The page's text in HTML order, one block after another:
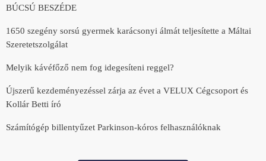
BÚCSÚ BESZÉDE
1650 szegény sorsú gyermek karácsonyi álmát teljesítette a Máltai
Szeretetszolgálat
Melyik kávéfőző nem fog idegesíteni reggel?
Újszerű kezdeményezéssel zárja az évet a VELUX Cégcsoport és
Kollár Betti író
Számítógép billentyűzet Parkinson-kóros felhasználóknak